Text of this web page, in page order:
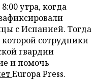
утра, когда
с Испанией. Тогда
которой сотрудники
гвардии
и помочь
Europa Press.